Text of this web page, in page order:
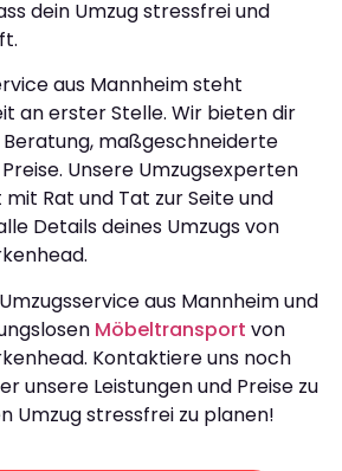
dein Umzug stressfrei und
aus Mannheim steht
an erster Stelle. Wir bieten dir
maßgeschneiderte
Unsere Umzugsexperten
Rat und Tat zur Seite und
Details deines Umzugs von
aus Mannheim und
Möbeltransport von
Kontaktiere uns noch
unsere Leistungen und Preise zu
Umzug stressfrei zu planen!